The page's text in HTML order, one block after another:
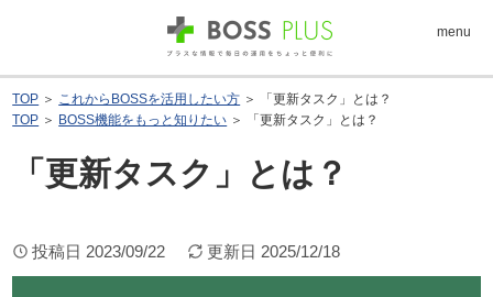
menu
TOP ＞ これからBOSSを活用したい方 ＞ 「更新タスク」とは？
TOP ＞ BOSS機能をもっと知りたい ＞ 「更新タスク」とは？
「更新タスク」とは？
投稿日 2023/09/22 更新日 2025/12/18